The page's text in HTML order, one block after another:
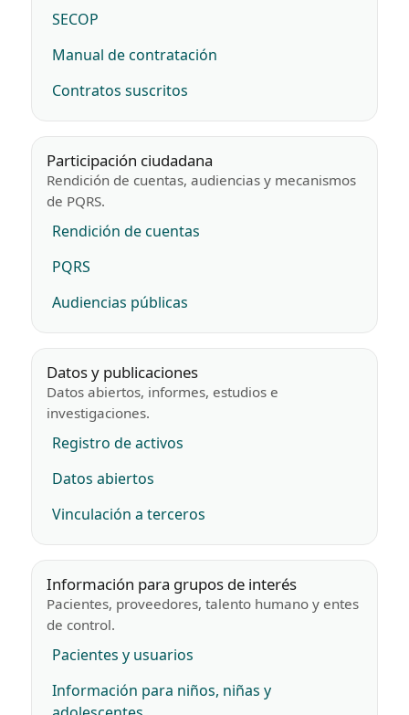
SECOP
Manual de contratación
Contratos suscritos
Participación ciudadana
Rendición de cuentas, audiencias y mecanismos
de PQRS.
Rendición de cuentas
PQRS
Audiencias públicas
Datos y publicaciones
Datos abiertos, informes, estudios e
investigaciones.
Registro de activos
Datos abiertos
Vinculación a terceros
Información para grupos de interés
Pacientes, proveedores, talento humano y entes
de control.
Pacientes y usuarios
Información para niños, niñas y